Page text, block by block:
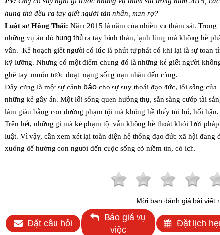
hung thủ đều ra tay giết người tàn nhẫn, man rợ?
Luật sư Hồng Thái: Năm 2015 là năm của nhiều vụ thảm sát. Trong
những vụ án đó hung thủ ra tay bình thản, lạnh lùng mà không hề
vân. Kế hoạch giết người có lúc là phút tự phát có khi lại là sự toan
kỹ lưỡng. Nhưng có một điểm chung đó là những kẻ giết người
ghê tay, muốn tước đoạt mạng sống nạn nhân đến cùng.
Đây cũng là một sự cảnh báo cho sự suy thoái đạo đức, lối sống của
những kẻ gây án. Một lối sống quen hưởng thụ, sẵn sàng cướp tài
làm giàu bằng con đường phạm tội mà không hề thấy tủi hổ, hối hận.
Trên hết, những gì mà kẻ phạm tội vẫn không hề thoát khỏi lưới pháp
luật. Vì vậy, cần xem xét lại toàn diện hệ thống đạo đức xã hội đang
xuống để hướng con người đến cuộc sống có niềm tin, có ích.
Mời bạn đánh giá bài viết
Đặt câu hỏi
Báo giá vụ
việc
Đặt lịch